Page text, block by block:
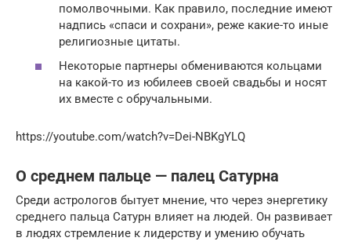
помолвочными. Как правило, последние имеют
надпись «спаси и сохрани», реже какие-то иные
религиозные цитаты.
Некоторые партнеры обмениваются кольцами
на какой-то из юбилеев своей свадьбы и носят
их вместе с обручальными.
https://youtube.com/watch?v=Dei-NBKgYLQ
О среднем пальце — палец Сатурна
Среди астрологов бытует мнение, что через энергетику
среднего пальца Сатурн влияет на людей. Он развивает
в людях стремление к лидерству и умению обучать